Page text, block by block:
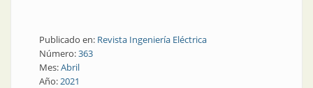
Publicado en: Revista Ingeniería Eléctrica
Número:363
Mes:Abril
Año:2021